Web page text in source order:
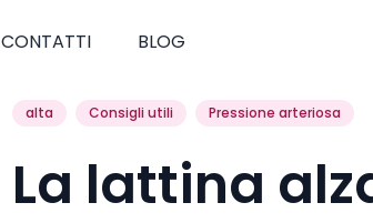
CONTATTI BLOG
alta Consigli utili Pressione arteriosa
La lattina